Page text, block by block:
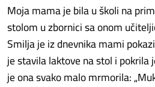
Moja mama je bila u školi na
stolom u zbornici sa onom
Smilja je iz dnevnika mami
je stavila laktove na stol i pokrila
je ona svako malo mrmorila: